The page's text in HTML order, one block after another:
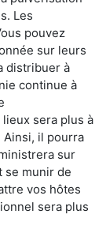
Les
pouvez
sur leurs
distribuer à
continue à
sera plus à
Ainsi, il pourra
sur
se munir de
vos hôtes
sera plus